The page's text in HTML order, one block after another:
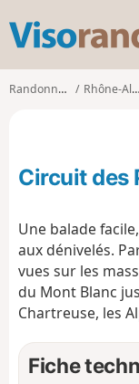
Randonnées Rhône-Alpes
Circuit des
Une balade
aux dénivelés.
vues sur les
du Mont Blanc
Chartreuse, les
Fiche